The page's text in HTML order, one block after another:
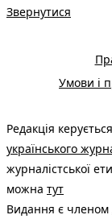
Звернутися
Умови і
Редакція
українського
журналістської
можна тут
Видання є членом